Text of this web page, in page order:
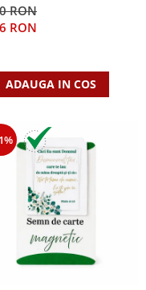
RON
RON
ADAUGA IN COS